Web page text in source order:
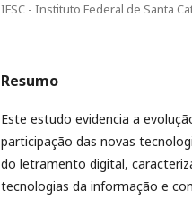
IFSC - Instituto Federal de Santa
Resumo
Este estudo evidencia a
participação das novas
do letramento digital,
tecnologias da informação e